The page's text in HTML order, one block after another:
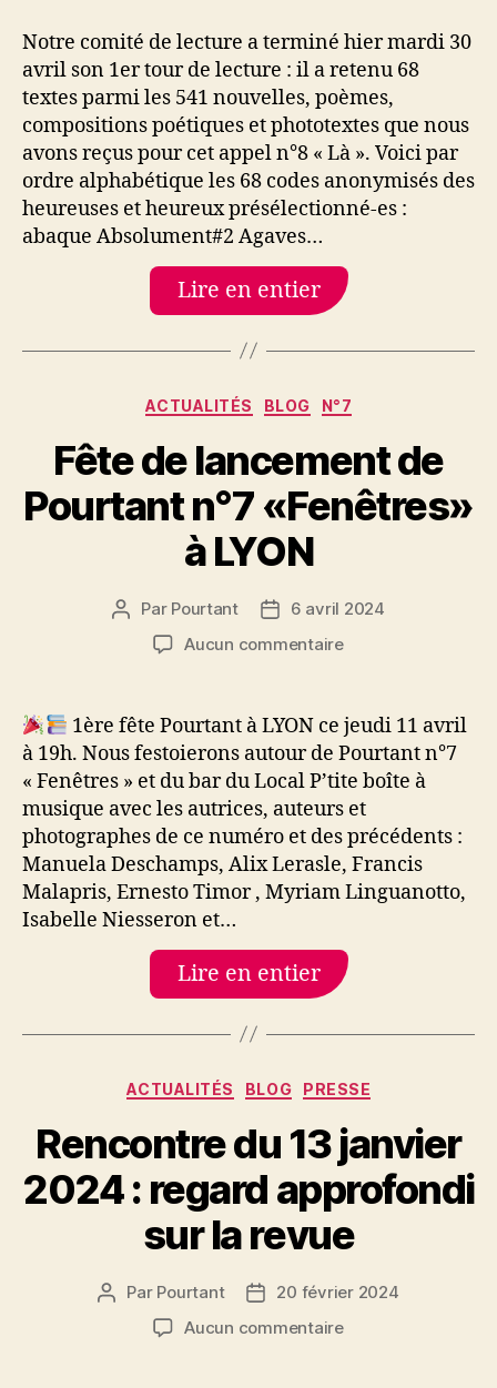
Notre comité de lecture a terminé hier mardi 30
avril son 1er tour de lecture : il a retenu 68
textes parmi les 541 nouvelles, poèmes,
compositions poétiques et phototextes que nous
avons reçus pour cet appel n°8 « Là ». Voici par
ordre alphabétique les 68 codes anonymisés des
heureuses et heureux présélectionné-es :
abaque Absolument#2 Agaves…
Lire en entier
Catégories
ACTUALITÉS BLOG N°7
Fête de lancement de
Pourtant n°7 «Fenêtres»
à LYON
Auteur
l’article
Par Pourtant
Date6 avril 2024
Aucun commentairesur
lancement
de
Pourtant
n°7
«Fenêtres»
à
LYON
1ère fête Pourtant à LYON ce jeudi 11 avril
à 19h. Nous festoierons autour de Pourtant n°7
« Fenêtres » et du bar du Local P’tite boîte à
musique avec les autrices, auteurs et
photographes de ce numéro et des précédents :
Manuela Deschamps, Alix Lerasle, Francis
Malapris, Ernesto Timor , Myriam Linguanotto,
Isabelle Niesseron et…
Lire en entier
Catégories
ACTUALITÉS BLOG PRESSE
Rencontre du 13 janvier
2024 : regard approfondi
sur la revue
Auteur
l’article
Par Pourtant
Date20 février 2024
Aucun commentairesur